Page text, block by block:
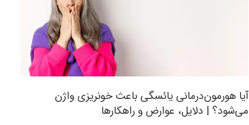
آیا هورمون‌درمانی یائسگی باعث خونریزی واژن
می‌شود؟ | دلایل، عوارض و راهکارها